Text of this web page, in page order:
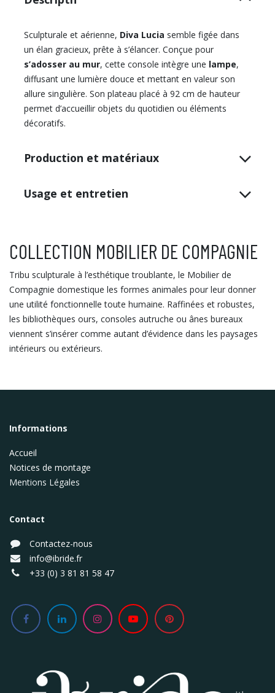
Sculpturale et aérienne, Diva Lucia semble figée dans
un élan gracieux, prête à s’élancer. Conçue pour
s’adosser au mur, cette console intègre une lampe,
diffusant une lumière douce et mettant en valeur son
allure singulière. Son plateau placé à 92 cm de hauteur
permet d’accueillir objets du quotidien ou éléments
décoratifs.
Production et matériaux
Usage et entretien
COLLECTION MOBILIER DE COMPAGNIE
Tribu sculpturale à l’esthétique troublante, le Mobilier de
Compagnie domestique les formes animales pour leur donner
une utilité fonctionnelle toute humaine. Raffinées et robustes,
les bibliothèques ours, consoles autruche ou ânes bureaux
viennent s’insérer comme autant d’évidence dans les paysages
intérieurs ou extérieurs.
Informations
Accueil
Notices de montage
Mentions Légales
Contact
Contactez-nous
info@ibride.fr
+33 (0) 3 81 81 58 47